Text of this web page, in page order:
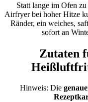
Statt lange im Ofen
Airfryer bei hoher Hitze
Ränder, ein weiches,
sofort an
Zutaten
Hinweis: Die